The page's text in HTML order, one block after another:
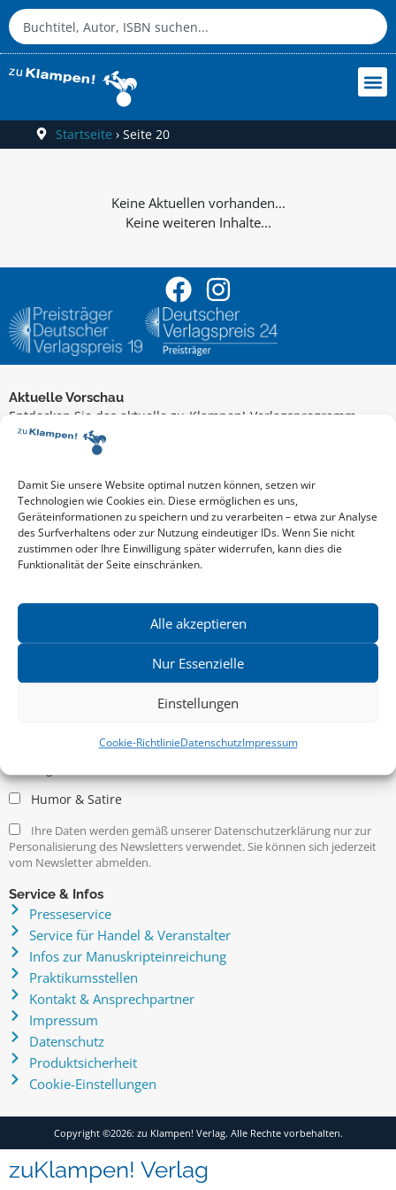
Damit Sie unsere Website optimal nutzen können, setzen wir
Technologien wie Cookies ein. Diese ermöglichen es uns,
Geräteinformationen zu speichern und zu verarbeiten – etwa zur Analyse
des Surfverhaltens oder zur Nutzung eindeutiger IDs. Wenn Sie nicht
zustimmen oder Ihre Einwilligung später widerrufen, kann dies die
Funktionalität der Seite einschränken.
Alle akzeptieren
Nur Essenzielle
Einstellungen
Cookie-RichtlinieDatenschutzImpressum
Startseite › Seite 20
Keine weiteren Inhalte...
Aktuelle Vorschau
Entdecken Sie das aktuelle zu-Klampen!-Verlagsprogramm.
Hier finden Sie die Verlagsvorschau – einfach direkt online
reinlesen oder herunterladen.
Mehr aktuelle Vorschauen ansehen
Newsletter
News zu aktuellen Neuheiten und Nachrichten im zu Klampen!
Verlag – jederzeit wieder abbestellbar.
Kritische Theorie / Philosophie
Belletristik & Biografien
Humor & Satire
Ihre Daten werden gemäß unserer Datenschutzerklärung nur zur
Personalisierung des Newsletters verwendet. Sie können sich jederzeit
vom Newsletter abmelden.
Service & Infos
Presseservice
Service für Handel & Veranstalter
Infos zur Manuskripteinreichung
Praktikumsstellen
Kontakt & Ansprechpartner
Impressum
Datenschutz
Produktsicherheit
Cookie-Einstellungen
Copyright ©2026: zu Klampen! Verlag. Alle Rechte vorbehalten.
zuKlampen! Verlag